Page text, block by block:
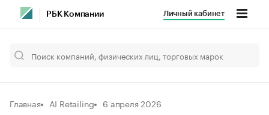
РБК Компании Личный кабинет
Главная AI Retailing 6 апреля 2026